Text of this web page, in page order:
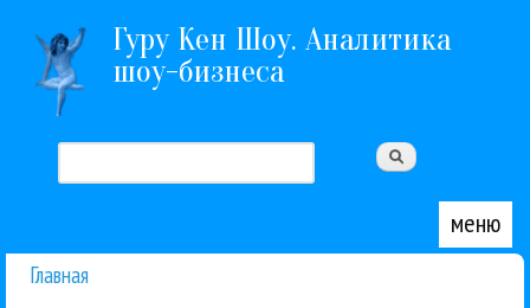
Перейти к основному содержанию
Гуру Кен Шоу. Аналитика
шоу-бизнеса
Форма поиска
меню
Главная